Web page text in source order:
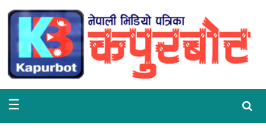
गृहपृष्ठ
समाचार
राजनीति
☰